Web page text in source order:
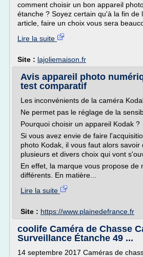
comment choisir un bon appareil
étanche ? Soyez certain qu'à la fin de
article, faire un choix vous sera
Lire la suite
Site : lajoliemaison.fr
Avis appareil photo
test comparatif
Les inconvénients de la caméra
Ne permet pas le réglage de la
Pourquoi choisir un appareil Kodak ?
Si vous avez envie de faire
photo Kodak, il vous faut alors savoir
plusieurs et divers choix qui vont
En effet, la marque vous propose de
différents. En matière...
Lire la suite
Site : https://www.plainedefrance.fr
coolife Caméra de Chasse
Surveillance Étanche 49 ...
14 septembre 2017 Caméras de